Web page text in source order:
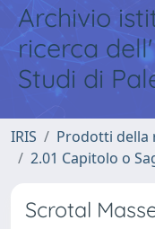
Archivio
ricerca
Studi di
IRIS Prodotti della
2.01 Capitolo o
Scrotal